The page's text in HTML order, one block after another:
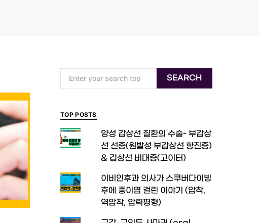
SEARCH
TOP POSTS
양성 갑상선 질환의 수술- 부갑상
선 선종(원발성 부갑상선 항진증)
& 갑상선 비대증(고이터)
이비인후과 의사가 스쿠버다이빙
후에 중이염 걸린 이야기 (압착,
역압착, 압력평형)